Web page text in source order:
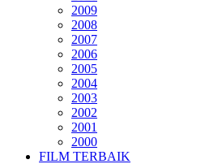
2009
2008
2007
2006
2005
2004
2003
2002
2001
2000
FILM TERBAIK